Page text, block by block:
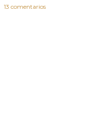
13 comentarios